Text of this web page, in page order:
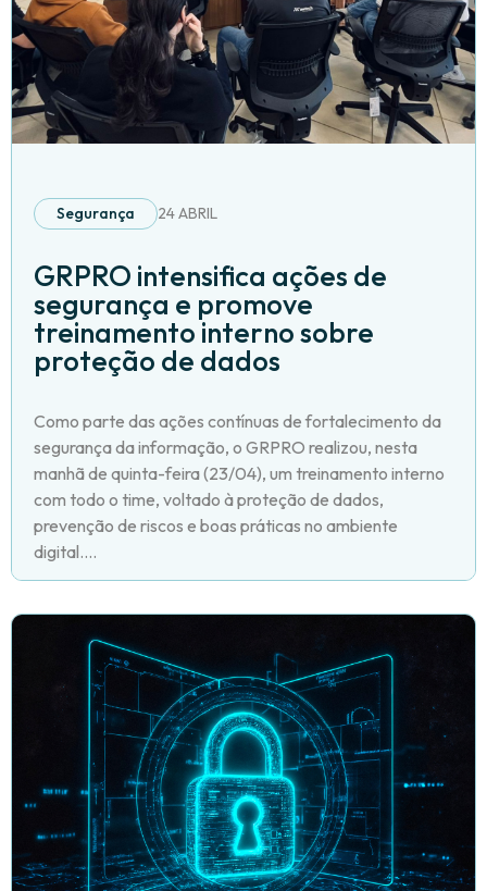
Segurança 24 ABRIL
GRPRO intensifica ações de
segurança e promove
treinamento interno sobre
proteção de dados
Como parte das ações contínuas de fortalecimento da
segurança da informação, o GRPRO realizou, nesta
manhã de quinta-feira (23/04), um treinamento interno
com todo o time, voltado à proteção de dados,
prevenção de riscos e boas práticas no ambiente
digital....